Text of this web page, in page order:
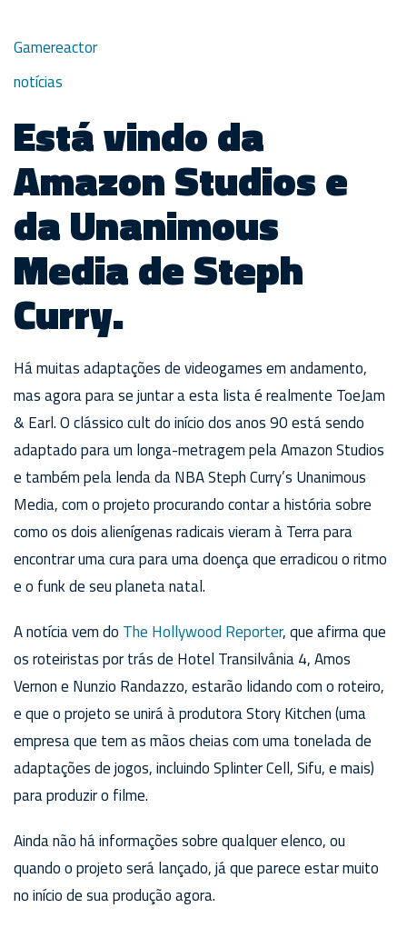
Gamereactor
notícias
Está vindo da
Amazon Studios e
da Unanimous
Media de Steph
Curry.
Há muitas adaptações de videogames em andamento,
mas agora para se juntar a esta lista é realmente ToeJam
& Earl. O clássico cult do início dos anos 90 está sendo
adaptado para um longa-metragem pela Amazon Studios
e também pela lenda da NBA Steph Curry’s Unanimous
Media, com o projeto procurando contar a história sobre
como os dois alienígenas radicais vieram à Terra para
encontrar uma cura para uma doença que erradicou o ritmo
e o funk de seu planeta natal.
A notícia vem do The Hollywood Reporter, que afirma que
os roteiristas por trás de Hotel Transilvânia 4, Amos
Vernon e Nunzio Randazzo, estarão lidando com o roteiro,
e que o projeto se unirá à produtora Story Kitchen (uma
empresa que tem as mãos cheias com uma tonelada de
adaptações de jogos, incluindo Splinter Cell, Sifu, e mais)
para produzir o filme.
Ainda não há informações sobre qualquer elenco, ou
quando o projeto será lançado, já que parece estar muito
no início de sua produção agora.